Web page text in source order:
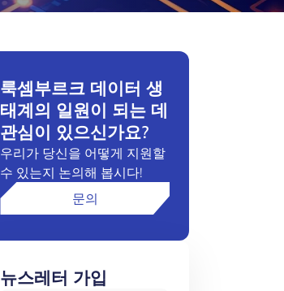
룩셈부르크 데이터 생
태계의 일원이 되는 데
관심이 있으신가요?
우리가 당신을 어떻게 지원할
수 있는지 논의해 봅시다!
문의
뉴스레터 가입